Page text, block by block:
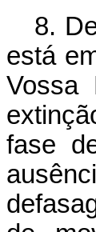
8.
está
Vossa
fase